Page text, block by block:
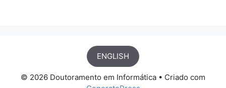
ENGLISH
© 2026 Doutoramento em Informática • Criado com